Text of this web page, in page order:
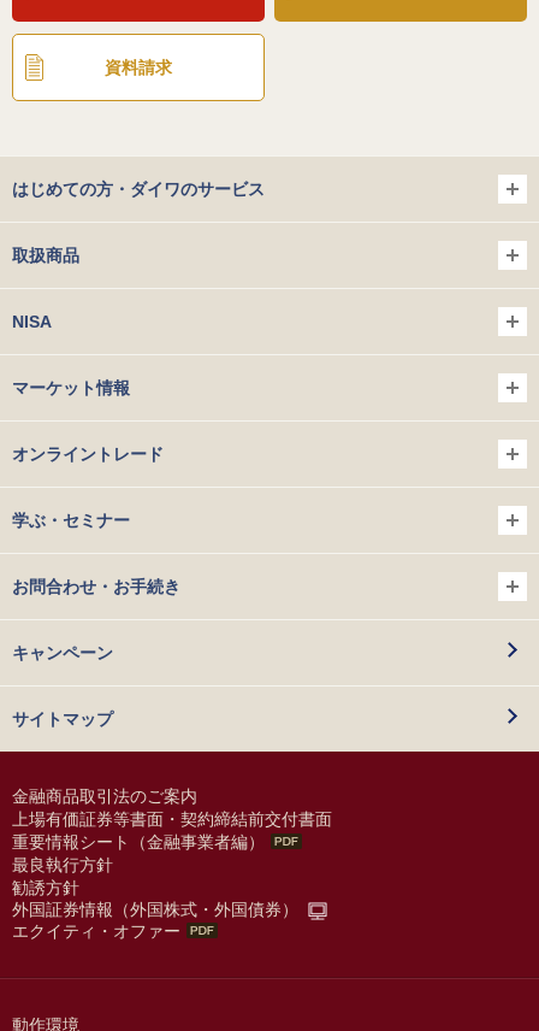
資料請求
はじめての方・ダイワのサービス
取扱商品
NISA
マーケット情報
オンライントレード
学ぶ・セミナー
お問合わせ・お手続き
キャンペーン
サイトマップ
金融商品取引法のご案内
上場有価証券等書面・契約締結前交付書面
重要情報シート（金融事業者編）
最良執行方針
勧誘方針
外国証券情報（外国株式・外国債券）
エクイティ・オファー
動作環境